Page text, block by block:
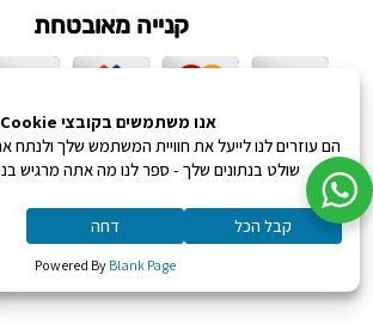
קנייה מאובטחת
כל הזכויות שמורות ליעקב טוינה © 2026,
מונע ע"י